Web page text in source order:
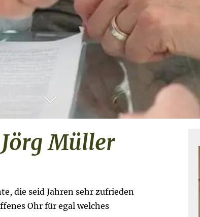
Müller
die seid Jahren sehr zufrieden
Ohr für egal welches